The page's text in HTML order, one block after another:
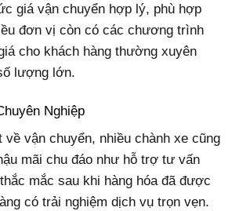
giá vận chuyển hợp lý, phù hợp
đơn vị còn có các chương trình
cho khách hàng thường xuyên
lượng lớn.
Nghiệp
về vận chuyển, nhiều chành xe cũng
mãi chu đáo như hỗ trợ tư vấn
mắc sau khi hàng hóa đã được
có trải nghiệm dịch vụ trọn vẹn.